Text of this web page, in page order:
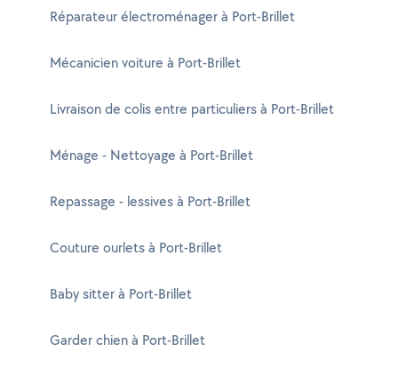
Réparateur électroménager à Port-Brillet
Mécanicien voiture à Port-Brillet
Livraison de colis entre particuliers à Port-Brillet
Ménage - Nettoyage à Port-Brillet
Repassage - lessives à Port-Brillet
Couture ourlets à Port-Brillet
Baby sitter à Port-Brillet
Garder chien à Port-Brillet